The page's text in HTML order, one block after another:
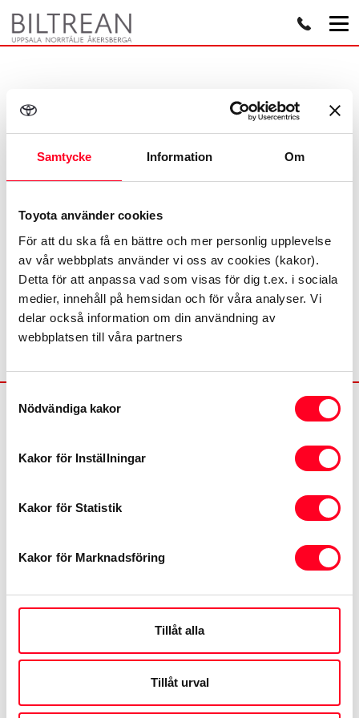
Samtycke Information Om
Toyota använder cookies
För att du ska få en bättre och mer personlig upplevelse
av vår webbplats använder vi oss av cookies (kakor).
Detta för att anpassa vad som visas för dig t.ex. i sociala
medier, innehåll på hemsidan och för våra analyser. Vi
delar också information om din användning av
webbplatsen till våra partners
Nödvändiga kakor
Kakor för Inställningar
Kakor för Statistik
Kakor för Marknadsföring
Tillåt alla
Tillåt urval
Tack för att du
kontaktar oss!
Vi hör av oss så snart vi kan.
Toyota.se
MyToyota
Samtycke
Återkallelser
Kontakta oss